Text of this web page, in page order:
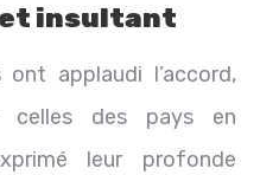
et insultant
applaudi l’accord,
celles des pays en
leur profonde